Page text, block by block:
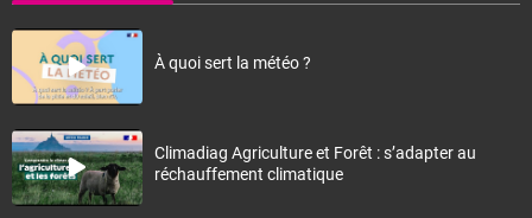
À quoi sert la météo ?
Climadiag Agriculture et Forêt : s’adapter au
réchauffement climatique